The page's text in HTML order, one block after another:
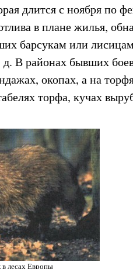
длится с ноября по
в плане жилья,
барсукам или
В районах бывших
окопах, а на
торфа, кучах
лесах Европы